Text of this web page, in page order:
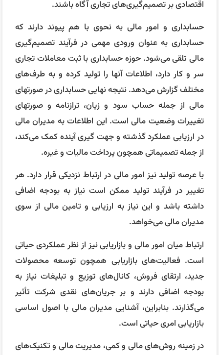
اقتصادی بر تصمیم‌گیری‌های تجاری آگاه باشند.
حسابداری و امور مالی به نحوی با هم پیوند دارند که
حسابداری به عنوان ورودی مهمی در فرآیند تصمیم‌گیری
مالی تلقی می‌شود. حوزه حسابداری با ثبت معاملات تجاری
سر و کار دارد، اطلاعات آنها را تولید کرده و به طرف‌های
مختلف گزارش می‌دهد. نتیجه نهایی حسابداری در صورتهای
مالی از جمله حساب سود و زیان، ترازنامه و صورتهای
تغییرات وضعیت مالی است. این اطلاعات به مدیران مالی
در ارزیابی عملکرد گذشته و جهت گیری آینده کمک می‌کند،
از جمله تصمیماتی همچون پرداخت مالیات و غیره.
با عرصه تولید نیز امور مالی در ارتباط نزدیکی قرار دارد. هر
تغییر در فرآیند تولید ممکن است نیاز به بودجه اضافی
داشته باشد و این نیاز به ارزیابی و تامین مالی از سوی
مدیران مالی می‌خواهد.
ارتباط میان امور مالی و بازاریابی نیز از نظر عملکردی حیاتی
است. فعالیت‌های بازاریابی همچون توسعه محصولات
جدید، ارتقای فروش، کانال‌های توزیع و تبلیغات نیاز به
بودجه اضافی دارند و بر جریان‌های نقدی شرکت تأثیر
می‌گذارند. بنابراین، آشنایی مدیران مالی با اصول اساسی
بازاریابی امری حیاتی است.
در زمینه روش‌های مالی و کمی، مدیریت مالی و تکنیک‌های